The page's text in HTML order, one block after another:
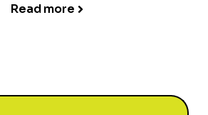
Read more